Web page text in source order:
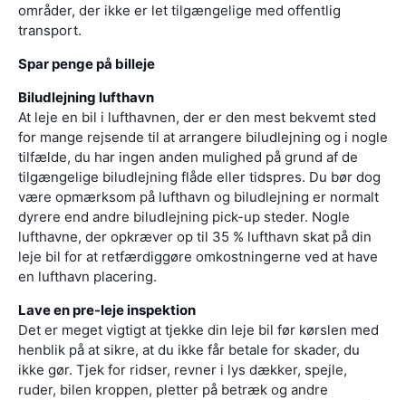
områder, der ikke er let tilgængelige med offentlig
transport.
Spar penge på billeje
Biludlejning lufthavn
At leje en bil i lufthavnen, der er den mest bekvemt sted
for mange rejsende til at arrangere biludlejning og i nogle
tilfælde, du har ingen anden mulighed på grund af de
tilgængelige biludlejning flåde eller tidspres. Du bør dog
være opmærksom på lufthavn og biludlejning er normalt
dyrere end andre biludlejning pick-up steder. Nogle
lufthavne, der opkræver op til 35 % lufthavn skat på din
leje bil for at retfærdiggøre omkostningerne ved at have
en lufthavn placering.
Lave en pre-leje inspektion
Det er meget vigtigt at tjekke din leje bil før kørslen med
henblik på at sikre, at du ikke får betale for skader, du
ikke gør. Tjek for ridser, revner i lys dækker, spejle,
ruder, bilen kroppen, pletter på betræk og andre